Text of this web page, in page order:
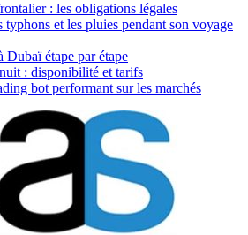
: les obligations légales
typhons et les pluies pendant son voyage
Dubaï étape par étape
: disponibilité et tarifs
bot performant sur les marchés